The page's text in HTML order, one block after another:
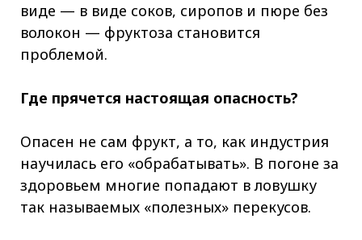
виде — в виде соков, сиропов и пюре без
волокон — фруктоза становится
проблемой.
Где прячется настоящая опасность?
Опасен не сам фрукт, а то, как индустрия
научилась его «обрабатывать». В погоне за
здоровьем многие попадают в ловушку
так называемых «полезных» перекусов.